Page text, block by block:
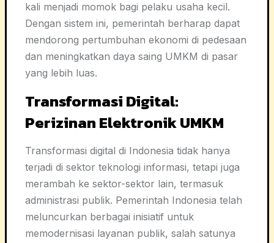
kali menjadi momok bagi pelaku usaha kecil.
Dengan sistem ini, pemerintah berharap dapat
mendorong pertumbuhan ekonomi di pedesaan
dan meningkatkan daya saing UMKM di pasar
yang lebih luas.
Transformasi Digital:
Perizinan Elektronik UMKM
Transformasi digital di Indonesia tidak hanya
terjadi di sektor teknologi informasi, tetapi juga
merambah ke sektor-sektor lain, termasuk
administrasi publik. Pemerintah Indonesia telah
meluncurkan berbagai inisiatif untuk
memodernisasi layanan publik, salah satunya